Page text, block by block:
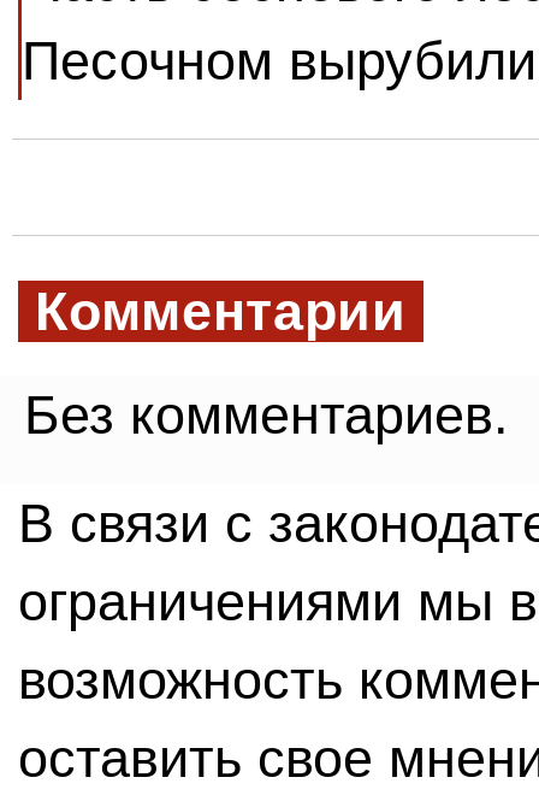
Песочном
Комментарии
Без комментариев.
В связи с
ограничениями мы
возможность
оставить свое